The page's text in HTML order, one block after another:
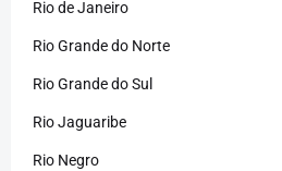
Rio de Janeiro
Rio Grande do Norte
Rio Grande do Sul
Rio Jaguaribe
Rio Negro